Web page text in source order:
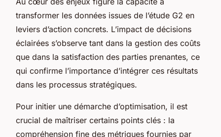
transformer les données issues de l’étude G2 en
leviers d’action concrets. L’impact de décisions
éclairées s’observe tant dans la gestion des coûts
que dans la satisfaction des parties prenantes, ce
qui confirme l’importance d’intégrer ces résultats
dans les processus stratégiques.
Pour initier une démarche d’optimisation, il est
crucial de maîtriser certains points clés : la
compréhension fine des métriques fournies par